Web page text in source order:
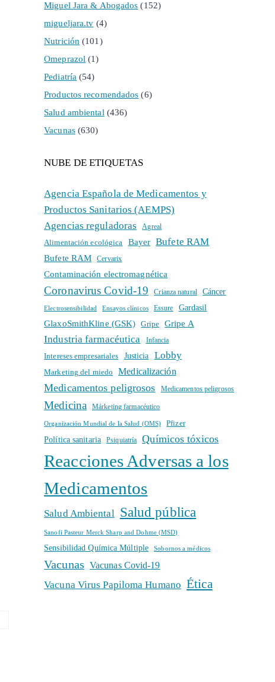
Miguel Jara & Abogados (152)
migueljara.tv (4)
Nutrición (101)
Omeprazol (1)
Pediatría (54)
Productos recomendados (6)
Salud ambiental (436)
Vacunas(630)
NUBE DE ETIQUETAS
Agencia Española de Medicamentos y
Productos Sanitarios (AEMPS)
Agencias reguladoras
Agreal
Alimentación ecológica Bayer Bufete RAM
Bufete RAM Cervarix
Contaminación electromagnética
Coronavirus Covid-19 Crianza natural Cáncer
Electrosensibilidad Ensayos clínicos Essure Gardasil
GlaxoSmithKline (GSK) Gripe Gripe A
Industria farmacéutica Infancia
Intereses empresariales Justicia Lobby
Marketing del miedo Medicalización
Medicamentos peligrosos Medicamentos peligrosos
Medicina Márketing farmacéutico
Organización Mundial de la Salud (OMS) Pfizer
Política sanitaria Psiquiatría Químicos tóxicos
Reacciones Adversas a los
Medicamentos
Salud Ambiental Salud pública
Sanofi Pasteur Merck Sharp and Dohme (MSD)
Sensibilidad Química Múltiple Sobornos a médicos
Vacunas Vacunas Covid-19
Vacuna Virus Papiloma Humano Ética